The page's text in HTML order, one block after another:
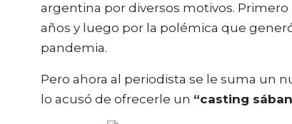
argentina por diversos motivos. Primero
años y luego por la polémica que
pandemia.
Pero ahora al periodista se le suma un
lo acusó de ofrecerle un “casting